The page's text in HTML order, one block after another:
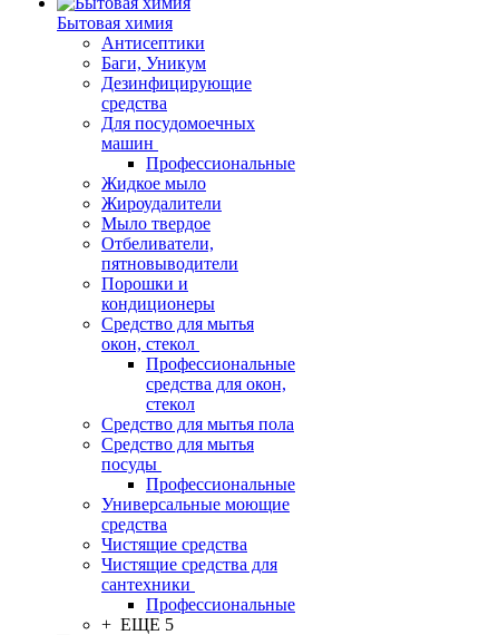
Бытовая химия
Антисептики
Баги, Уникум
Дезинфицирующие
средства
Для посудомоечных
машин
Профессиональные
Жидкое мыло
Жироудалители
Мыло твердое
Отбеливатели,
пятновыводители
Порошки и
кондиционеры
Средство для мытья
окон, стекол
Профессиональные
средства для окон,
стекол
Средство для мытья пола
Средство для мытья
посуды
Профессиональные
Универсальные моющие
средства
Чистящие средства
Чистящие средства для
сантехники
Профессиональные
+ ЕЩЕ 5